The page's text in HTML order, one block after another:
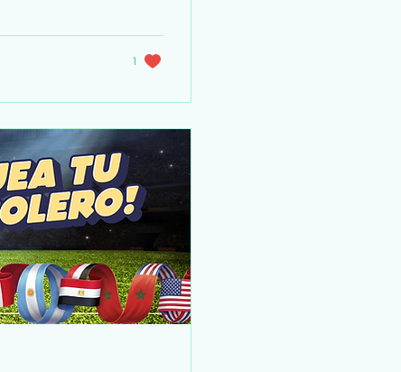
o más.
2 p. m. EST...
1